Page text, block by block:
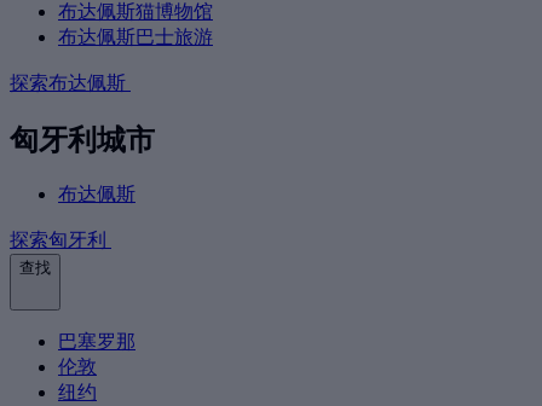
布达佩斯猫博物馆
布达佩斯巴士旅游
探索布达佩斯
匈牙利城市
布达佩斯
探索匈牙利
查找
巴塞罗那
伦敦
纽约